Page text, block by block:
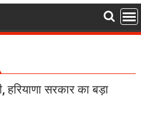
सरकार का बड़ा